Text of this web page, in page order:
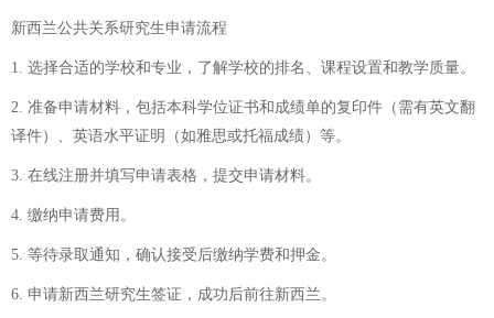
新西兰公共关系研究生申请流程
1. 选择合适的学校和专业，了解学校的排名、课程设置和教学质量。
2. 准备申请材料，包括本科学位证书和成绩单的复印件（需有英文翻
译件）、英语水平证明（如雅思或托福成绩）等。
3. 在线注册并填写申请表格，提交申请材料。
4. 缴纳申请费用。
5. 等待录取通知，确认接受后缴纳学费和押金。
6. 申请新西兰研究生签证，成功后前往新西兰。